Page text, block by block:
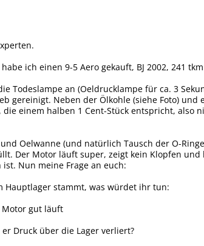
ich einen 9-5 Aero gekauft, BJ 2002, 241
Todeslampe an (Oeldrucklampe für ca. 3
gereinigt. Neben der Ölkohle (siehe Foto)
einem halben 1 Cent-Stück entspricht, also
Oelwanne (und natürlich Tausch der O-
Der Motor läuft super, zeigt kein Klopfen
Nun meine Frage an euch:
Hauptlager stammt, was würdet ihr tun:
Motor gut läuft
Druck über die Lager verliert?